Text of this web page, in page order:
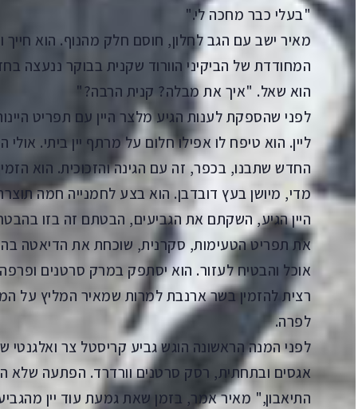
"בעלי כבר מחכה לי."
מאיר ישב עם הגב לחלון, חוסם חלק מהנוף. הוא
המחודדת של הביקיני הוורוד שקנית בבוקר ננעצה
הוא שאל. "איך את מבלה? קנית הרבה?"
לפני שהספקת לענות הגיע מלצר היין עם תפריט
ליין. הוא טיפח לו אפילו חלום על מרתף יין ביתי.
החדש שתבנו, בכפר, זה עם הגינה והזכוכית. הוא
מדי, מיושן בעץ דובדבן. הוא בצע לחמנייה חמה
היין הגיע, השקתם את הגביעים, הבטתם זה בזו
את תפריט הטעימות, סקרנית, שוכחת את הדיאטה
אוכל והבטיח לעזור. הוא יסתפק במרק סרטנים
רצית להזמין בשר ארנבת למרות שמאיר המליץ על
לפרה.
לפני המנה הראשונה הוגש גביע קריסטל צר
אגסים ובתחתית, רסק סרטנים וורדרד. הפתעה שלא
התיאבון," מאיר אמר, בזמן שאת גמעת עוד יין